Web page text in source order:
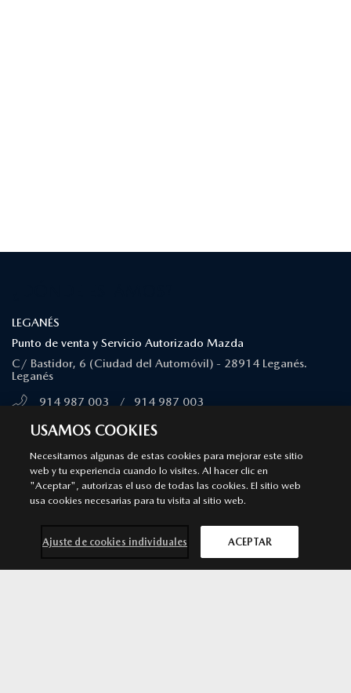
LEGANÉS
Punto de venta y Servicio Autorizado Mazda
C/ Bastidor, 6 (Ciudad del Automóvil) - 28914 Leganés.
Leganés
914 987 003
/
914 987 003
MÁS INFORMACIÓN
MAJADAHONDA
Punto de venta y Servicio Autorizado Mazda
911 091 430 / 911 091 430
MÁS INFORMACIÓN
USAMOS COOKIES
Necesitamos algunas de estas cookies para mejorar este sitio
web y tu experiencia cuando lo visites. Al hacer clic en
"Aceptar", autorizas el uso de todas las cookies. El sitio web
usa cookies necesarias para tu visita al sitio web.
Ajuste de cookies individuales ACEPTAR